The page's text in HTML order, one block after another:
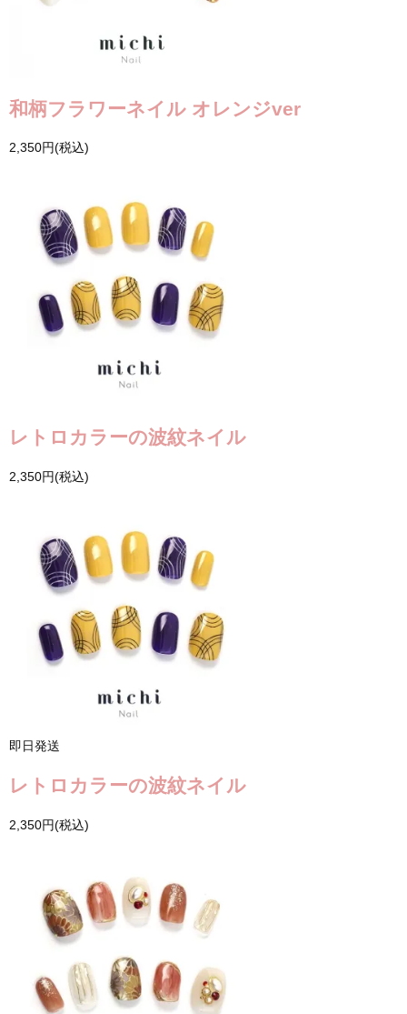
和柄フラワーネイル オレンジver
2,350円(税込)
レトロカラーの波紋ネイル
2,350円(税込)
即日発送
レトロカラーの波紋ネイル
2,350円(税込)